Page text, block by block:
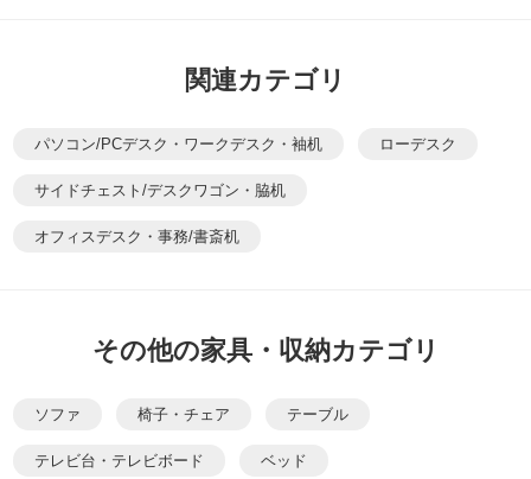
関連カテゴリ
パソコン/PCデスク・ワークデスク・袖机 ローデスク
サイドチェスト/デスクワゴン・脇机
オフィスデスク・事務/書斎机
その他の家具・収納カテゴリ
ソファ 椅子・チェア テーブル
テレビ台・テレビボード ベッド